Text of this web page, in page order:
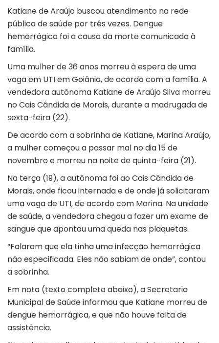
Katiane de Araújo buscou atendimento na rede
pública de saúde por três vezes. Dengue
hemorrágica foi a causa da morte comunicada à
família.
Uma mulher de 36 anos morreu à espera de uma
vaga em UTI emGoiânia, de acordo com a família. A
vendedora autônoma Katiane de Araújo Silva morreu
no Cais Cândida de Morais, durante a madrugada de
sexta-feira (22).
De acordo com a sobrinha de Katiane, Marina Araújo,
a mulher começou a passar mal no dia 15 de
novembro e morreu na noite de quinta-feira (21).
Na terça (19), a autônoma foi ao Cais Cândida de
Morais, onde ficou internada e de onde já solicitaram
uma vaga de UTI, de acordo com Marina. Na unidade
de saúde, a vendedora chegou a fazer um exame de
sangue que apontou uma queda nas plaquetas.
“Falaram que ela tinha uma infecção hemorrágica
não especificada. Eles não sabiam de onde”, contou
a sobrinha.
Em nota (texto completo abaixo), a Secretaria
Municipal de Saúde informou que Katiane morreu de
dengue hemorrágica, e que não houve falta de
assistência.